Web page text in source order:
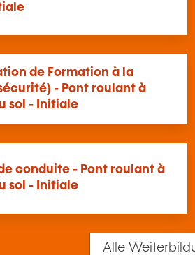
de Formation à la
- Pont roulant à
sol - Initiale
conduite - Pont roulant à
sol - Initiale
Alle